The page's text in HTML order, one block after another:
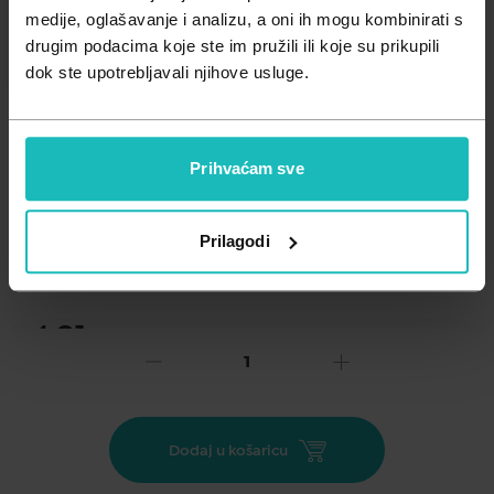
medije, oglašavanje i analizu, a oni ih mogu kombinirati s
drugim podacima koje ste im pružili ili koje su prikupili
dok ste upotrebljavali njihove usluge.
Prihvaćam sve
Prilagodi
Zdravlje muškarca
Zdravlje žene
Minerali
Probiotici i prebiotici
Važna obavijest prema Zakonu o zaštiti potrošača..
4,91
MIRADENT MOUTHMIRROR ogledalo za usnu šupljinu koje se
ne magli • praktično za koristiti, te idealno za kućni pregled •
Dodaj u košaricu